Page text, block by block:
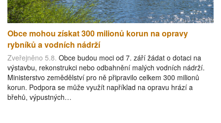
Obce mohou získat 300 milionů korun na opravy
rybníků a vodních nádrží
Zveřejněno 5.8. Obce budou moci od 7. září žádat o dotaci na
výstavbu, rekonstrukci nebo odbahnění malých vodních nádrží.
Ministerstvo zemědělství pro ně připravilo celkem 300 milionů
korun. Podpora se může využít například na opravu hrází a
břehů, výpustných…